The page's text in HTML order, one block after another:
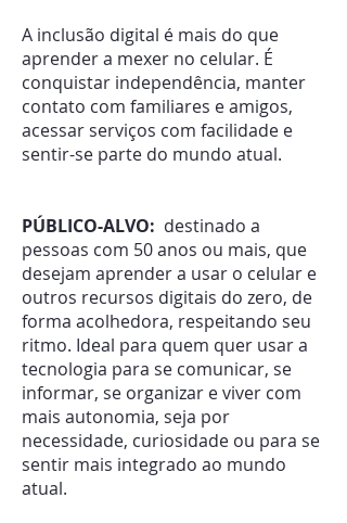
A inclusão digital é mais do que
aprender a mexer no celular. É
conquistar independência, manter
contato com familiares e amigos,
acessar serviços com facilidade e
sentir-se parte do mundo atual.
PÚBLICO-ALVO: destinado a
pessoas com 50 anos ou mais, que
desejam aprender a usar o celular e
outros recursos digitais do zero, de
forma acolhedora, respeitando seu
ritmo. Ideal para quem quer usar a
tecnologia para se comunicar, se
informar, se organizar e viver com
mais autonomia, seja por
necessidade, curiosidade ou para se
sentir mais integrado ao mundo
atual.